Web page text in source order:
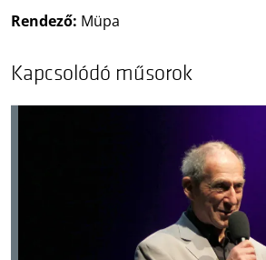
Rendező: Müpa
Kapcsolódó műsorok